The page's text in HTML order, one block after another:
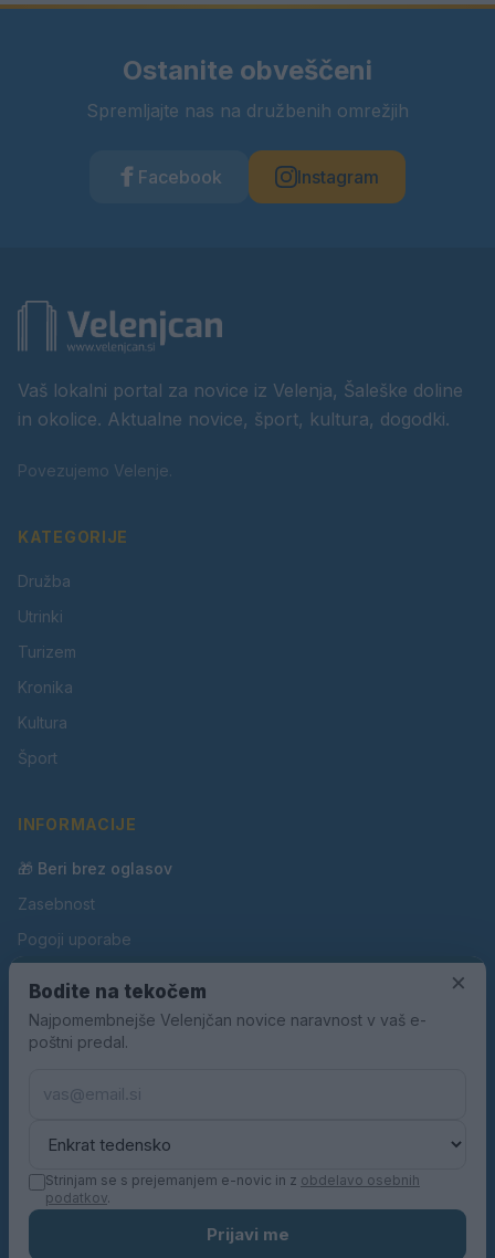
Ostanite obveščeni
Spremljajte nas na družbenih omrežjih
Facebook Instagram
Vaš lokalni portal za novice iz Velenja, Šaleške doline
in okolice. Aktualne novice, šport, kultura, dogodki.
Povezujemo Velenje.
KATEGORIJE
Družba
Utrinki
Turizem
Kronika
Kultura
Šport
INFORMACIJE
🎁 Beri brez oglasov
Zasebnost
Pogoji uporabe
Oglaševanje
Kontakt
KN MEDIA d.o.o.
×
Bodite na tekočem
Najpomembnejše Velenjčan novice naravnost v vaš e-
poštni predal.
Strinjam se s prejemanjem e-novic in z obdelavo osebnih
podatkov.
Prijavi me